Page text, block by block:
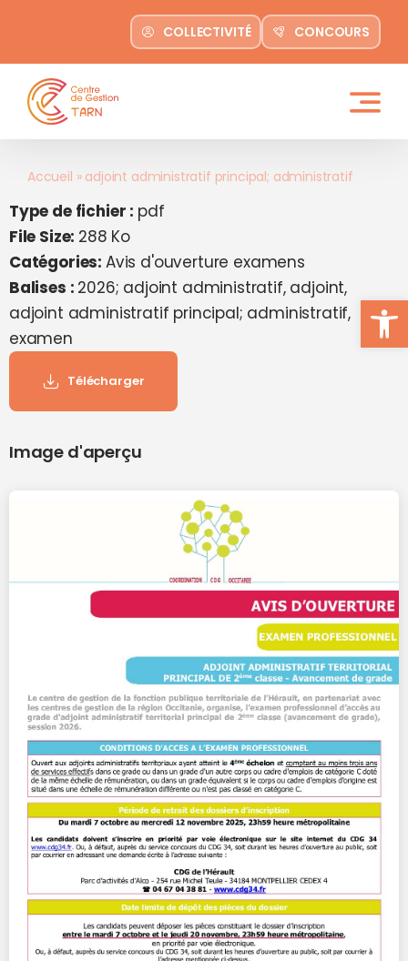
Ouvrir
contenu
COLLECTIVITÉ CONCOURS
Accueil » adjoint administratif principal; administratif
Type de fichier : pdf
File Size: 288 Ko
Catégories: Avis d'ouverture examens
Balises : 2026; adjoint administratif, adjoint,
adjoint administratif principal; administratif,
examen
Télécharger
Image d'aperçu